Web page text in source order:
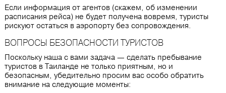
Если информация от агентов (скажем, об изменении
расписания рейса) не будет получена вовремя, туристы
рискуют остаться в аэропорту без сопровождения.
ВОПРОСЫ БЕЗОПАСНОСТИ ТУРИСТОВ
Поскольку наша с вами задача — сделать пребывание
туристов в Таиланде не только приятным, но и
безопасным, убедительно просим вас особо обратить
внимание на следующие моменты: